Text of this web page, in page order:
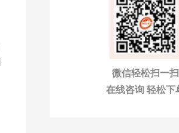
微信轻松扫一扫
在线咨询 轻松下